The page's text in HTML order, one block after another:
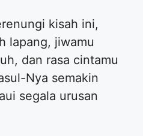
kisah ini,
lapang, jiwamu
dan rasa cintamu
Nya semakin
segala urusan